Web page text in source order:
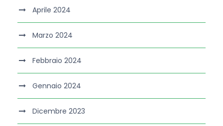
Aprile 2024
Marzo 2024
Febbraio 2024
Gennaio 2024
Dicembre 2023